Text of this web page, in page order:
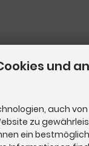
und
auch
zu
ein